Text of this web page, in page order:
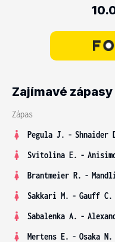
Zajímavé zápasy
Zápas
Pegula J. - Shnaider
Svitolina E. -
Brantmeier R. -
Sakkari M. - Gauff C.
Sabalenka A. -
Mertens E. - Osaka N.